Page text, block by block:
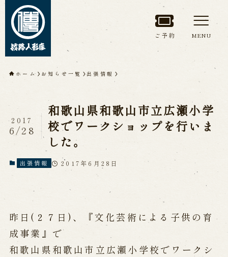
トップページ
淡路人形座について
淡路人形座とは
座員紹介
人間国宝 故鶴澤友路師匠
淡路人形座の成り立ち
淡路人形座で研修した人々
淡路人形浄瑠璃を受け継いで
公演カレンダー
開催中の公演
近日開催の公演
ご予約 MENU
ホーム お知らせ一覧 出張情報
和歌山県和歌山市立広瀬小学
校でワークショップを行いま
した。
2017
6/28
出張情報 2017年6月28日
昨日(２７日)、『文化芸術による子供の育
成事業』で
和歌山県和歌山市立広瀬小学校でワークシ